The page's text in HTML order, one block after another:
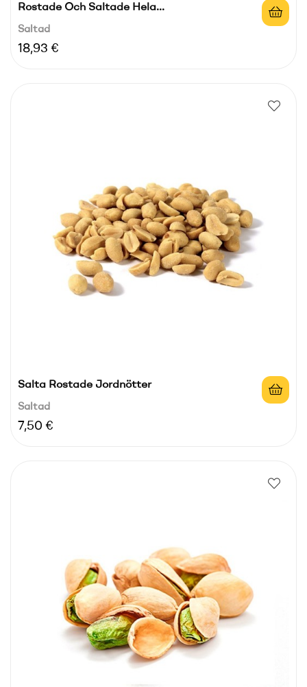
Rostade Och Saltade Hela...
Saltad
Pris
18,93 €
Salta Rostade Jordnötter
Saltad
Pris
7,50 €